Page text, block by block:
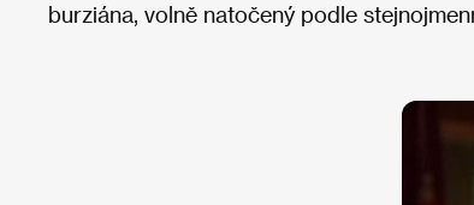
burziána, volně natočený podle